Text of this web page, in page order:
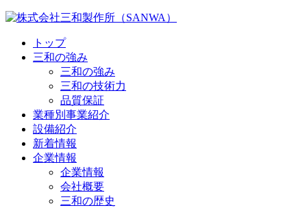
トップ
三和の強み
三和の強み
三和の技術力
品質保証
業種別事業紹介
設備紹介
新着情報
企業情報
企業情報
会社概要
三和の歴史